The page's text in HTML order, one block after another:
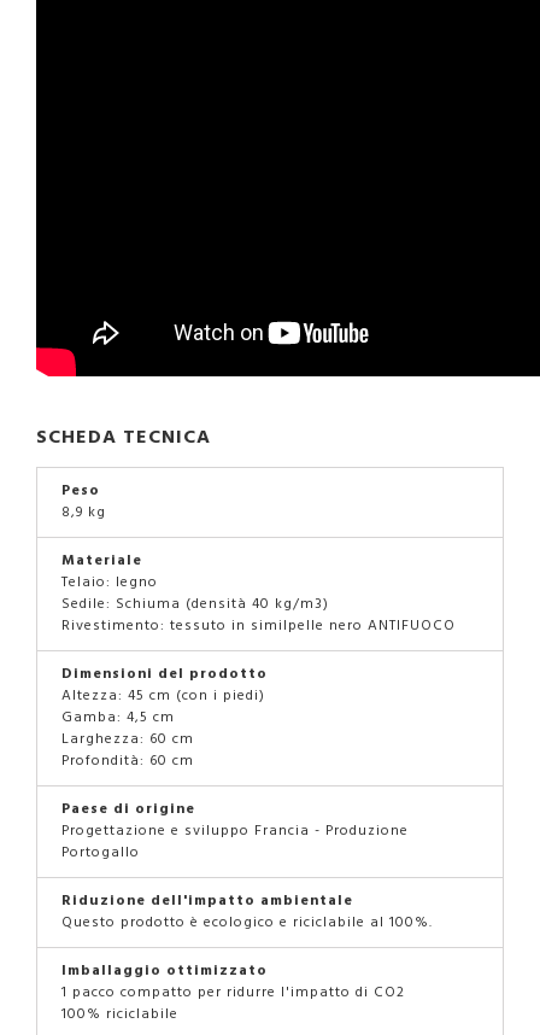
SCHEDA TECNICA
Peso
8,9 kg
Materiale
Telaio: legno
Sedile: Schiuma (densità 40 kg/m3)
Rivestimento: tessuto in similpelle nero ANTIFUOCO
Dimensioni del prodotto
Altezza: 45 cm (con i piedi)
Gamba: 4,5 cm
Larghezza: 60 cm
Profondità: 60 cm
Paese di origine
Progettazione e sviluppo Francia - Produzione
Portogallo
Riduzione dell'impatto ambientale
Questo prodotto è ecologico e riciclabile al 100%.
Imballaggio ottimizzato
1 pacco compatto per ridurre l'impatto di CO2
100% riciclabile